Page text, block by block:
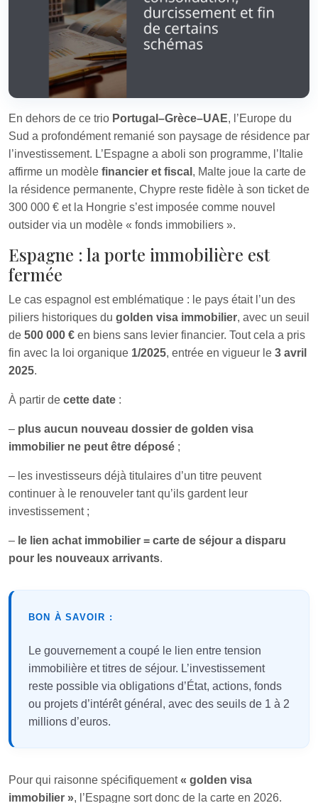
En dehors de ce trio Portugal–Grèce–UAE, l’Europe du
Sud a profondément remanié son paysage de résidence par
l’investissement. L’Espagne a aboli son programme, l’Italie
affirme un modèle financier et fiscal , Malte joue la carte de
la résidence permanente, Chypre reste fidèle à son ticket de
300 000 € et la Hongrie s’est imposée comme nouvel
outsider via un modèle « fonds immobiliers ».
Espagne : la porte immobilière est
fermée
Le cas espagnol est emblématique : le pays était l’un des
piliers historiques du golden visa immobilier, avec un seuil
de 500 000 € en biens sans levier financier. Tout cela a pris
fin avec la loi organique 1/2025, entrée en vigueur le 3 avril
2025.
À partir de cette date :
– plus aucun nouveau dossier de golden visa
immobilier ne peut être déposé ;
– les investisseurs déjà titulaires d’un titre peuvent
continuer à le renouveler tant qu’ils gardent leur
investissement ;
– le lien achat immobilier = carte de séjour a disparu
pour les nouveaux arrivants.
BON À SAVOIR :
Le gouvernement a coupé le lien entre tension
immobilière et titres de séjour. L’investissement
reste possible via obligations d’État, actions, fonds
ou projets d’intérêt général, avec des seuils de 1 à 2
millions d’euros.
Pour qui raisonne spécifiquement« golden visa
immobilier », l’Espagne sort donc de la carte en 2026.